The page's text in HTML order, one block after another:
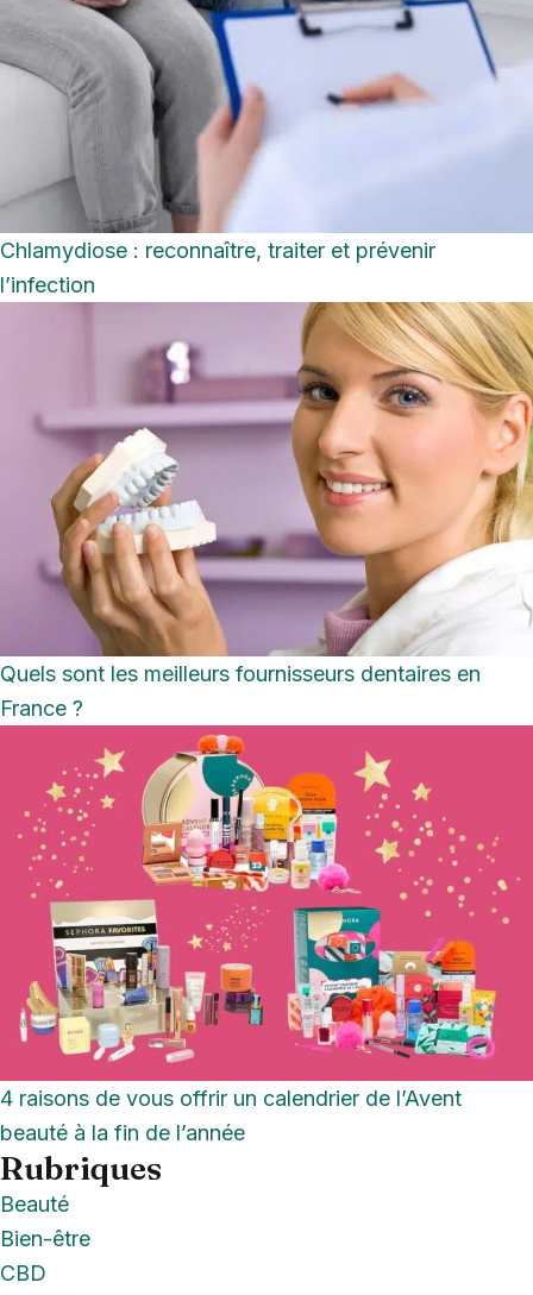
Chlamydiose : reconnaître, traiter et prévenir
l’infection
Quels sont les meilleurs fournisseurs dentaires en
France ?
4 raisons de vous offrir un calendrier de l’Avent
beauté à la fin de l’année
Rubriques
Beauté
Bien-être
CBD